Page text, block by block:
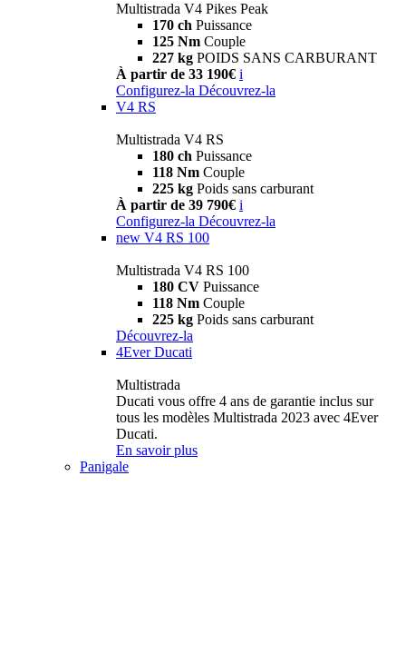
Multistrada V4 Pikes Peak
170 ch Puissance
125 Nm Couple
227 kg POIDS SANS CARBURANT
À partir de 33 190€ i
Configurez-la Découvrez-la
V4 RS
Multistrada V4 RS
180 ch Puissance
118 Nm Couple
225 kg Poids sans carburant
À partir de 39 790€ i
Configurez-la Découvrez-la
new V4 RS 100
Multistrada V4 RS 100
180 CV Puissance
118 Nm Couple
225 kg Poids sans carburant
Découvrez-la
4Ever Ducati
Multistrada
Ducati vous offre 4 ans de garantie inclus sur
tous les modèles Multistrada 2023 avec 4Ever
Ducati.
En savoir plus
Panigale